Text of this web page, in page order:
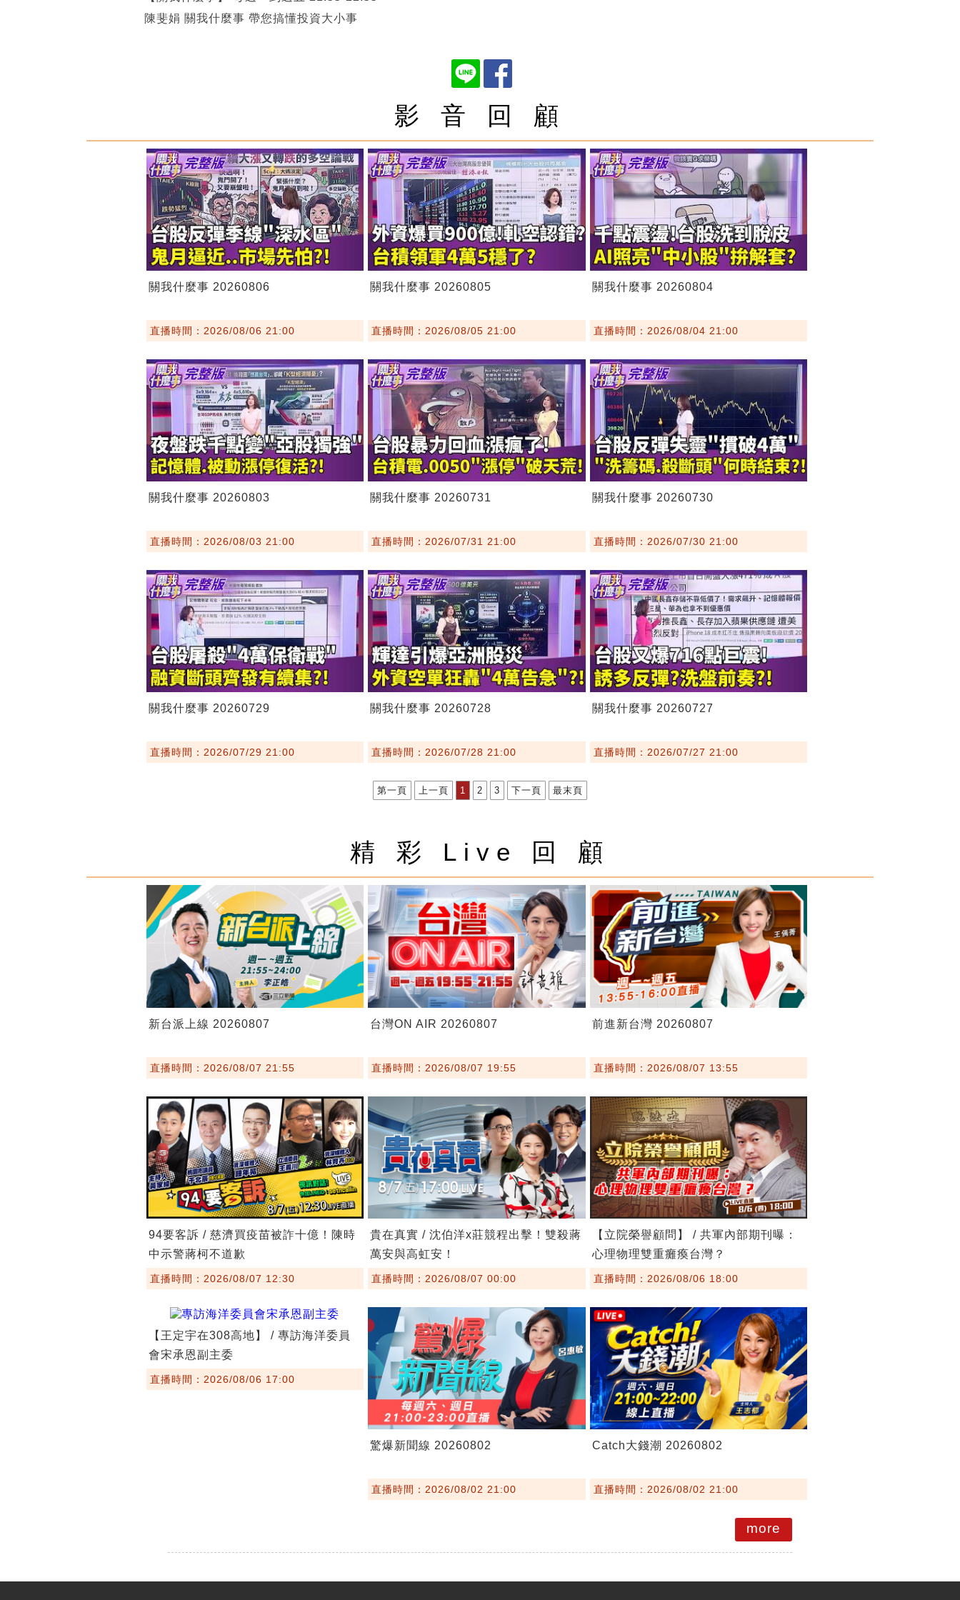
陳斐娟 關我什麼事 帶您搞懂投資大小事
影 音 回 顧
關我什麼事 20260806
直播時間：2026/08/06 21:00
關我什麼事 20260805
直播時間：2026/08/05 21:00
關我什麼事 20260804
直播時間：2026/08/04 21:00
關我什麼事 20260803
直播時間：2026/08/03 21:00
關我什麼事 20260731
直播時間：2026/07/31 21:00
關我什麼事 20260730
直播時間：2026/07/30 21:00
關我什麼事 20260729
直播時間：2026/07/29 21:00
關我什麼事 20260728
直播時間：2026/07/28 21:00
關我什麼事 20260727
直播時間：2026/07/27 21:00
第一頁 上一頁 1 2 3 下一頁 最末頁
精 彩 Live 回 顧
新台派上線 20260807
直播時間：2026/08/07 21:55
台灣ON AIR 20260807
直播時間：2026/08/07 19:55
前進新台灣 20260807
直播時間：2026/08/07 13:55
94要客訴 / 慈濟買疫苗被詐十億！陳時
中示警蔣柯不道歉
直播時間：2026/08/07 12:30
貴在真實 / 沈伯洋x莊競程出擊！雙殺蔣
萬安與高虹安！
直播時間：2026/08/07 00:00
【立院榮譽顧問】 / 共軍內部期刊曝：
心理物理雙重癱瘓台灣？
直播時間：2026/08/06 18:00
【王定宇在308高地】 / 專訪海洋委員
會宋承恩副主委
直播時間：2026/08/06 17:00
驚爆新聞線 20260802
直播時間：2026/08/02 21:00
Catch大錢潮 20260802
直播時間：2026/08/02 21:00
more